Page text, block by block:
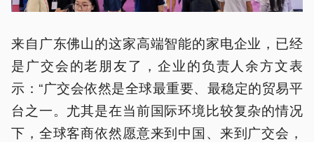
来自广东佛山的这家高端智能的家电企业，已经
是广交会的老朋友了，企业的负责人余方文表
示：“广交会依然是全球最重要、最稳定的贸易平
台之一。尤其是在当前国际环境比较复杂的情况
下，全球客商依然愿意来到中国、来到广交会，